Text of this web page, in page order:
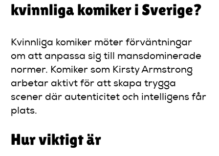
kvinnliga komiker i Sverige?
Kvinnliga komiker möter förväntningar
om att anpassa sig till mansdominerade
normer. Komiker som Kirsty Armstrong
arbetar aktivt för att skapa trygga
scener där autenticitet och intelligens får
plats.
Hur viktigt är